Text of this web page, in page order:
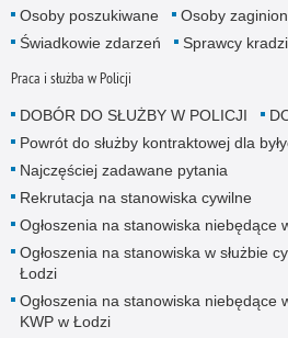
Osoby poszukiwane Osoby
Świadkowie zdarzeń
Sprawcy
Praca i służba w Policji
DOBÓR DO SŁUŻBY W POLICJI
Powrót do służby kontraktowej dla
Najczęściej zadawane pytania
Rekrutacja na stanowiska cywilne
Ogłoszenia na stanowiska niebędące
Ogłoszenia na stanowiska w służbie
Łodzi
Ogłoszenia na stanowiska niebędące
KWP w Łodzi